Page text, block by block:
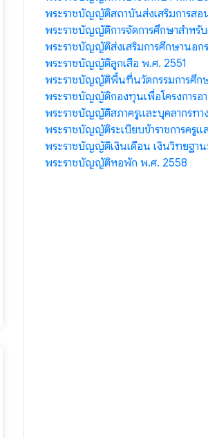
พระราชบัญญัติสถาบันส่งเสริมการสอ
พระราชบัญญัติการจัดการศึกษาสำหรั
พระราชบัญญัติส่งเสริมการศึกษานอก
พระราชบัญญัติลูกเสือ พ.ศ. 2551
พระราชบัญญัติพื้นที่นวัตกรรมการศึก
พระราชบัญญัติกองทุนเพื่อโครงการอ
พระราชบัญญัติสภาครูและบุคลากรทา
พระราชบัญญัติระเบียบข้าราชการครู
พระราชบัญญัติเงินเดือน เงินวิทยฐา
พระราชบัญญัติหอพัก พ.ศ. 2558